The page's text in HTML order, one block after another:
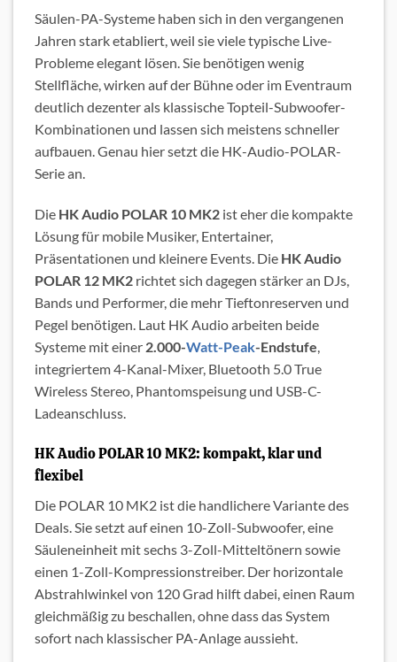
Säulen-PA-Systeme haben sich in den vergangenen
Jahren stark etabliert, weil sie viele typische Live-
Probleme elegant lösen. Sie benötigen wenig
Stellfläche, wirken auf der Bühne oder im Eventraum
deutlich dezenter als klassische Topteil-Subwoofer-
Kombinationen und lassen sich meistens schneller
aufbauen. Genau hier setzt die HK-Audio-POLAR-
Serie an.
Die HK Audio POLAR 10 MK2 ist eher die kompakte
Lösung für mobile Musiker, Entertainer,
Präsentationen und kleinere Events. Die HK Audio
POLAR 12 MK2 richtet sich dagegen stärker an DJs,
Bands und Performer, die mehr Tieftonreserven und
Pegel benötigen. Laut HK Audio arbeiten beide
Systeme mit einer 2.000-Watt-Peak-Endstufe
integriertem 4-Kanal-Mixer, Bluetooth 5.0 True
Wireless Stereo, Phantomspeisung und USB-C-
Ladeanschluss.
HK Audio POLAR 10 MK2: kompakt, klar und
flexibel
Die POLAR 10 MK2 ist die handlichere Variante des
Deals. Sie setzt auf einen 10-Zoll-Subwoofer, eine
Säuleneinheit mit sechs 3-Zoll-Mitteltönern sowie
einen 1-Zoll-Kompressionstreiber. Der horizontale
Abstrahlwinkel von 120 Grad hilft dabei, einen Raum
gleichmäßig zu beschallen, ohne dass das System
sofort nach klassischer PA-Anlage aussieht.